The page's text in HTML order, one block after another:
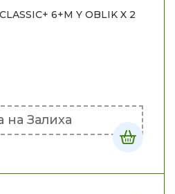
6+M Y OBLIK X 2
на Залиха